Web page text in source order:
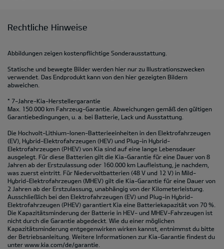
Rechtliche Hinweise
Abbildungen zeigen kostenpflichtige Sonderausstattung.
Statische und bewegte Bilder werden hier nur zu Illustrationszwecken
verwendet. Das Endprodukt kann von den hier gezeigten Bildern
abweichen.
* 7-Jahre-Kia-Herstellergarantie
Max. 150.000 km Fahrzeug-Garantie. Abweichungen gemäß den gültigen
Garantiebedingungen, u. a. bei Batterie, Lack und Ausstattung.
Die Hochvolt-Lithium-Ionen-Batterieeinheiten in den Elektrofahrzeugen
(EV), Hybrid-Elektrofahrzeugen (HEV) und Plug-in Hybrid-
Elektrofahrzeugen (PHEV) von Kia sind auf eine lange Lebensdauer
ausgelegt. Für diese Batterien gilt die Kia-Garantie für eine Dauer von 8
Jahren ab der Erstzulassung oder 160.000 km Laufleistung, je nachdem,
was zuerst eintritt. Für Niedervoltbatterien (48 V und 12 V) in Mild-
Hybrid-Elektrofahrzeugen (MHEV) gilt die Kia-Garantie für eine Dauer von
2 Jahren ab der Erstzulassung, unabhängig von der Kilometerleistung.
Ausschließlich bei den Elektrofahrzeugen (EV) und Plug-in Hybrid-
Elektrofahrzeugen (PHEV) garantiert Kia eine Batteriekapazität von 70 %.
Die Kapazitätsminderung der Batterie in HEV- und MHEV-Fahrzeugen ist
nicht durch die Garantie abgedeckt. Wie du einer möglichen
Kapazitätsminderung entgegenwirken wirken kannst, entnimmst du bitte
der Betriebsanleitung. Weitere Informationen zur Kia-Garantie findest du
unter www.kia.com/de/garantie.